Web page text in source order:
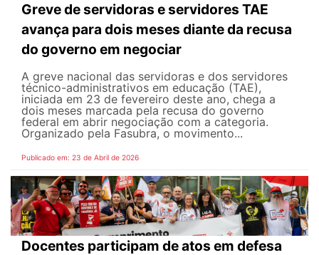
Greve de servidoras e servidores TAE
avança para dois meses diante da recusa
do governo em negociar
A greve nacional das servidoras e dos servidores
técnico-administrativos em educação (TAE),
iniciada em 23 de fevereiro deste ano, chega a
dois meses marcada pela recusa do governo
federal em abrir negociação com a categoria.
Organizado pela Fasubra, o movimento...
Publicado em: 23 de Abril de 2026
Docentes participam de atos em defesa